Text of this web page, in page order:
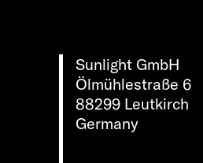
Sunlight GmbH
Ölmühlestraße 6
88299 Leutkirch
Germany